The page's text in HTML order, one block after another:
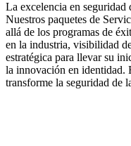
La excelencia en seguridad
Nuestros paquetes de
allá de los programas de
en la industria, visibilidad
estratégica para llevar su
la innovación en identidad.
transforme la seguridad de